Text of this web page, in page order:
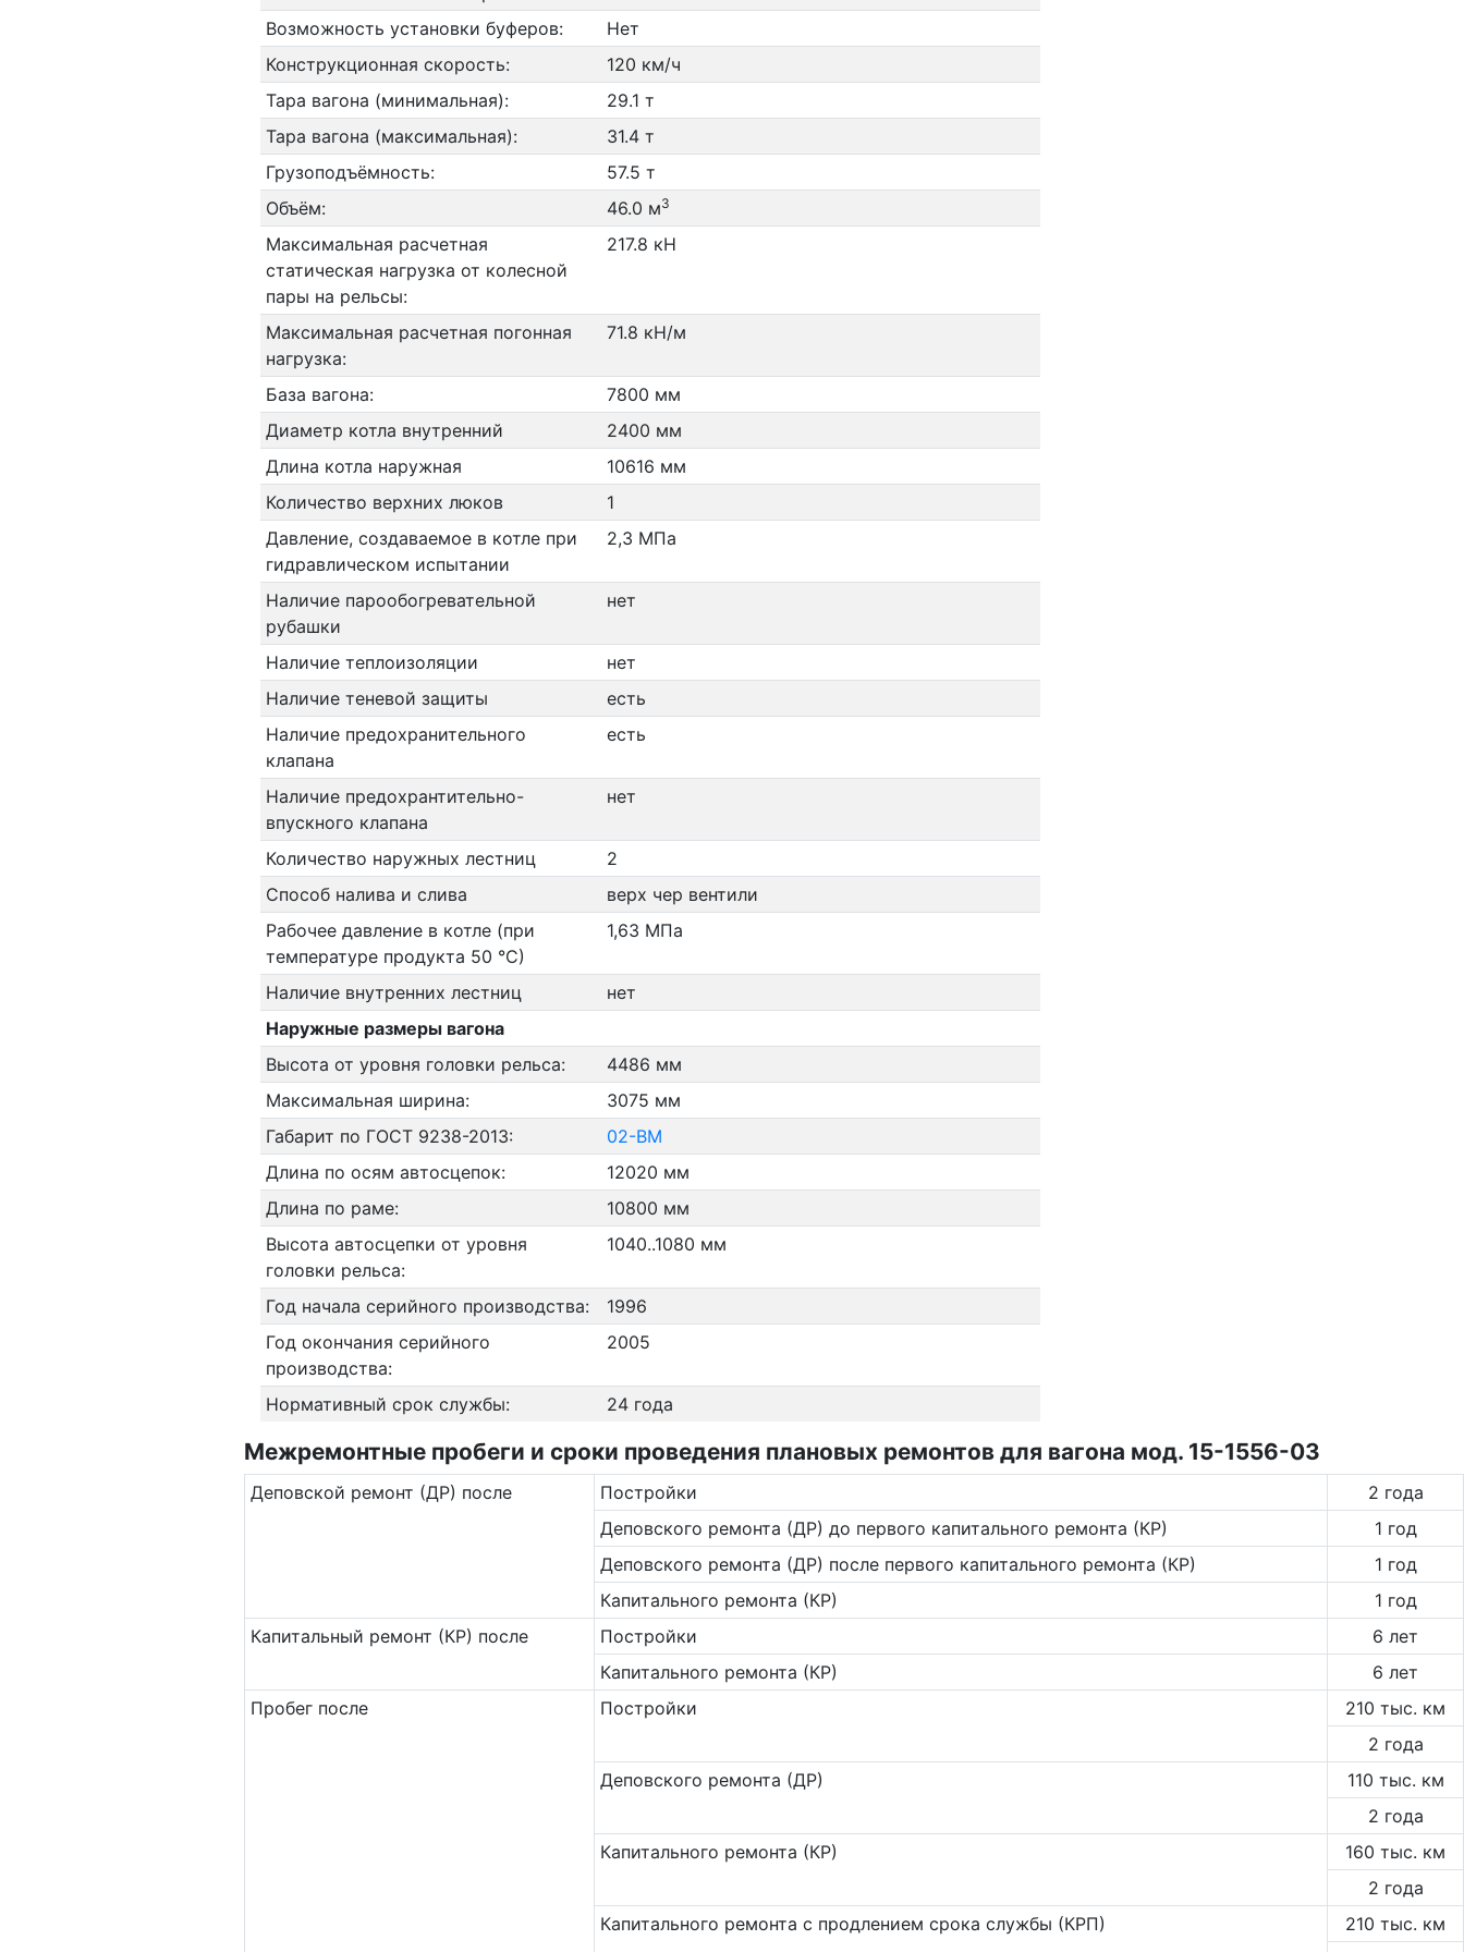
Возможность установки буферов:
Нет
Конструкционная скорость:
120 км/ч
Тара вагона (минимальная):
29.1 т
Тара вагона (максимальная):
31.4 т
Грузоподъёмность:
57.5 т
Объём:
46.0 м3
Максимальная расчетная
статическая нагрузка от колесной
пары на рельсы:
217.8 кН
Максимальная расчетная погонная
нагрузка:
71.8 кН/м
База вагона:
7800 мм
Диаметр котла внутренний
2400 мм
Длина котла наружная
10616 мм
Количество верхних люков
1
Давление, создаваемое в котле при
гидравлическом испытании
2,3 МПа
Наличие парообогревательной
рубашки
нет
Наличие теплоизоляции
нет
Наличие теневой защиты
есть
Наличие предохранительного
клапана
есть
Наличие предохрантительно-
впускного клапана
нет
Количество наружных лестниц
2
Способ налива и слива
верх чер вентили
Рабочее давление в котле (при
температуре продукта 50 °С)
1,63 МПа
Наличие внутренних лестниц
нет
Наружные размеры вагона
Высота от уровня головки рельса:
4486 мм
Максимальная ширина:
3075 мм
Габарит по ГОСТ 9238-2013:
02-ВМ
Длина по осям автосцепок:
12020 мм
Длина по раме:
10800 мм
Высота автосцепки от уровня
головки рельса:
1040..1080 мм
Год начала серийного производства:
1996
Год окончания серийного
производства:
2005
Нормативный срок службы: 24 года
Межремонтные пробеги и сроки проведения плановых ремонтов для вагона мод. 15-1556-03
Де­повс­кой ремонт (ДР) после Постройки
2 года
Деповского ремонта (ДР) до первого капитального ремонта (КР)
1 год
Деповского ремонта (ДР) после первого капитального ремонта (КР)
1 год
Капитального ремонта (КР)
1 год
Ка­пи­таль­ный ремонт (КР) после
Постройки
6 лет
Капитального ремонта (КР)
6 лет
Пробег после
Постройки
210 тыс. км
2 года
Деповского ремонта (ДР)
110 тыс. км
2 года
Капитального ремонта (КР)
160 тыс. км
2 года
Капитального ремонта с продлением срока службы (КРП)
210 тыс. км